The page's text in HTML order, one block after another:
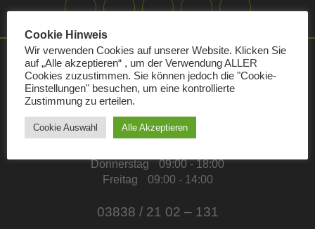
Kundencenter
Öffnungszeiten:
Montag 09:00 - 15:00
Dienstag
09:00 - 18:00
Donnerstag
09:00 - 18:00
Freitag
09:00 - 14:00
03838 / 21 02 – 131
Cookie Hinweis
Wir verwenden Cookies auf unserer Website. Klicken Sie
auf „Alle akzeptieren“ , um der Verwendung ALLER
Cookies zuzustimmen. Sie können jedoch die "Cookie-
Einstellungen" besuchen, um eine kontrollierte
Zustimmung zu erteilen.
Cookie Auswahl Alle Akzeptieren